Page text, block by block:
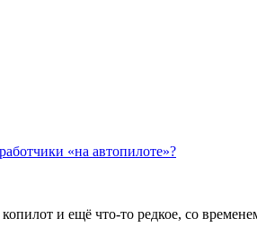
«на автопилоте»?
и ещё что-то редкое, со